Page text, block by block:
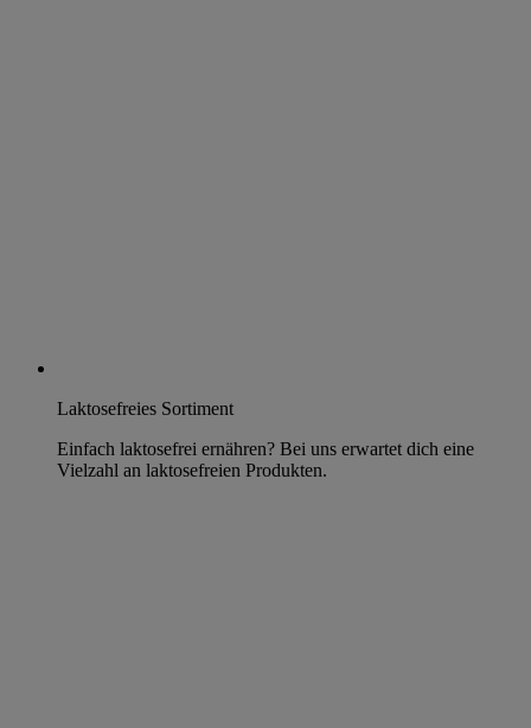
Laktosefreies Sortiment
Einfach laktosefrei ernähren? Bei uns erwartet dich eine
Vielzahl an laktosefreien Produkten.